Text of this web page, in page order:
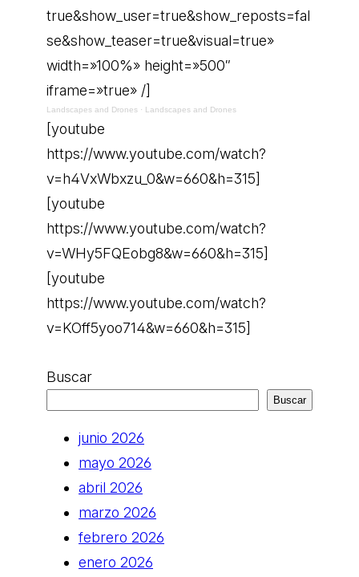
true&show_user=true&show_reposts=fal
se&show_teaser=true&visual=true»
width=»100%» height=»500″
iframe=»true» /]
Landscapes and Drones · Landscapes and Drones
[youtube
https://www.youtube.com/watch?
v=h4VxWbxzu_0&w=660&h=315]
[youtube
https://www.youtube.com/watch?
v=WHy5FQEobg8&w=660&h=315]
[youtube
https://www.youtube.com/watch?
v=KOff5yoo714&w=660&h=315]
Buscar
Buscar
junio 2026
mayo 2026
abril 2026
marzo 2026
febrero 2026
enero 2026